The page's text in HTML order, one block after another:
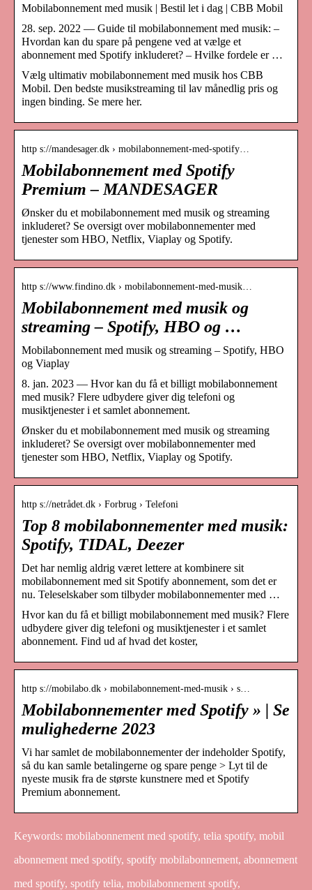
Mobilabonnement med musik | Bestil let i dag | CBB Mobil
28. sep. 2022 — Guide til mobilabonnement med musik: –
Hvordan kan du spare på pengene ved at vælge et
abonnement med Spotify inkluderet? – Hvilke fordele er …
Vælg ultimativ mobilabonnement med musik hos CBB
Mobil. Den bedste musikstreaming til lav månedlig pris og
ingen binding. Se mere her.
http s://mandesager.dk › mobilabonnement-med-spotify…
Mobilabonnement med Spotify
Premium – MANDESAGER
Ønsker du et mobilabonnement med musik og streaming
inkluderet? Se oversigt over mobilabonnementer med
tjenester som HBO, Netflix, Viaplay og Spotify.
http s://www.findino.dk › mobilabonnement-med-musik…
Mobilabonnement med musik og
streaming – Spotify, HBO og …
Mobilabonnement med musik og streaming – Spotify, HBO
og Viaplay
8. jan. 2023 — Hvor kan du få et billigt mobilabonnement
med musik? Flere udbydere giver dig telefoni og
musiktjenester i et samlet abonnement.
Ønsker du et mobilabonnement med musik og streaming
inkluderet? Se oversigt over mobilabonnementer med
tjenester som HBO, Netflix, Viaplay og Spotify.
http s://netrådet.dk › Forbrug › Telefoni
Top 8 mobilabonnementer med musik:
Spotify, TIDAL, Deezer
Det har nemlig aldrig været lettere at kombinere sit
mobilabonnement med sit Spotify abonnement, som det er
nu. Teleselskaber som tilbyder mobilabonnementer med …
Hvor kan du få et billigt mobilabonnement med musik? Flere
udbydere giver dig telefoni og musiktjenester i et samlet
abonnement. Find ud af hvad det koster,
http s://mobilabo.dk › mobilabonnement-med-musik › s…
Mobilabonnementer med Spotify » | Se
mulighederne 2023
Vi har samlet de mobilabonnementer der indeholder Spotify,
så du kan samle betalingerne og spare penge > Lyt til de
nyeste musik fra de største kunstnere med et Spotify
Premium abonnement.
Keywords: mobilabonnement med spotify, telia spotify, mobil
abonnement med spotify, spotify mobilabonnement, abonnement
med spotify, spotify telia, mobilabonnement spotify,